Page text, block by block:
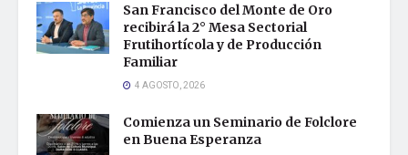
San Francisco del Monte de Oro
recibirá la 2° Mesa Sectorial
Frutihortícola y de Producción
Familiar
4 AGOSTO, 2026
Comienza un Seminario de Folclore
en Buena Esperanza